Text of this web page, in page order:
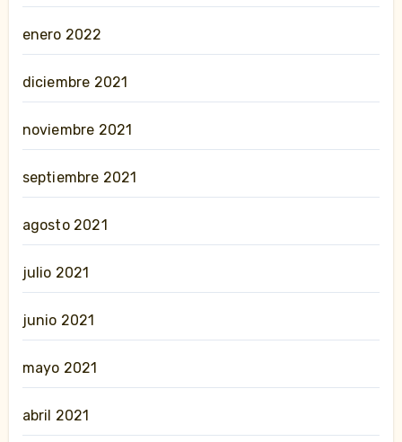
enero 2022
diciembre 2021
noviembre 2021
septiembre 2021
agosto 2021
julio 2021
junio 2021
mayo 2021
abril 2021